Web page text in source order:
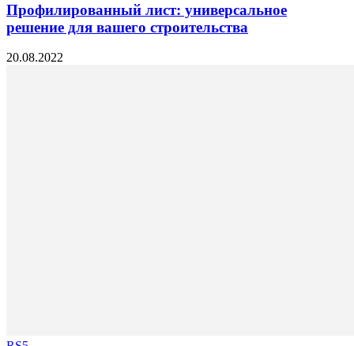
Профилированный лист: универсальное
решение для вашего строительства
20.08.2022